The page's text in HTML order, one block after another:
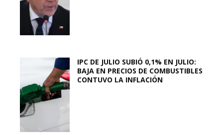
IPC DE JULIO SUBIÓ 0,1% EN JULIO:
BAJA EN PRECIOS DE COMBUSTIBLES
CONTUVO LA INFLACIÓN